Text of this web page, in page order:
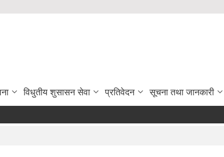
विधुतीय शुसासन सेवा प्रतिवेदन सूचना तथा जानकारी